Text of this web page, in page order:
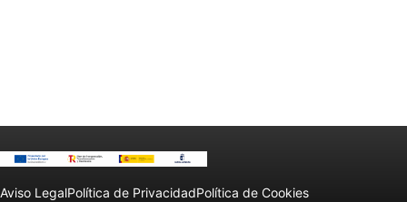
Aviso LegalPolítica de PrivacidadPolítica de Cookies